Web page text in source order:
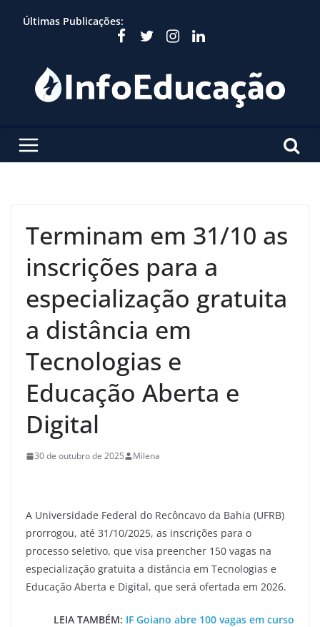
Últimas Publicações:
Terminam em 31/10 as
inscrições para a
especialização gratuita
a distância em
Tecnologias e
Educação Aberta e
Digital
30 de outubro de 2025 Milena
A Universidade Federal do Recôncavo da Bahia (UFRB)
prorrogou, até 31/10/2025, as inscrições para o
processo seletivo, que visa preencher 150 vagas na
especialização gratuita a distância em Tecnologias e
Educação Aberta e Digital, que será ofertada em 2026.
LEIA TAMBÉM: IF Goiano abre 100 vagas em curso